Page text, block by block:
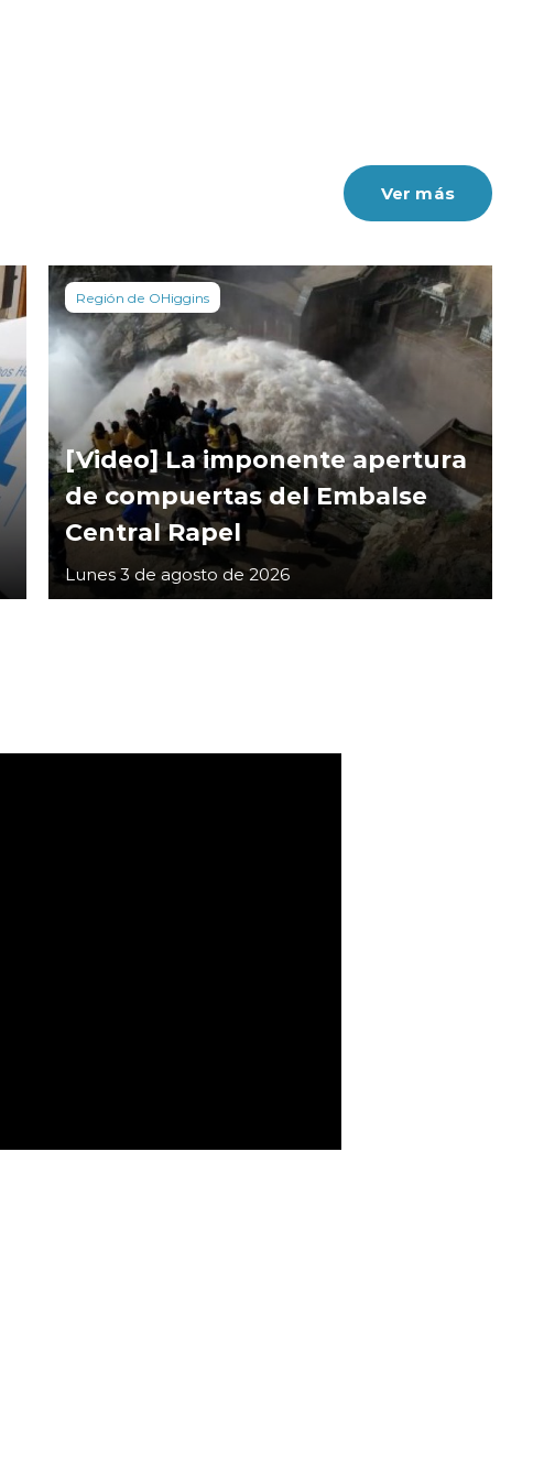
Ver más
Región de OHiggins
[Video] La imponente apertura
de compuertas del Embalse
Central Rapel
Lunes 3 de agosto de 2026